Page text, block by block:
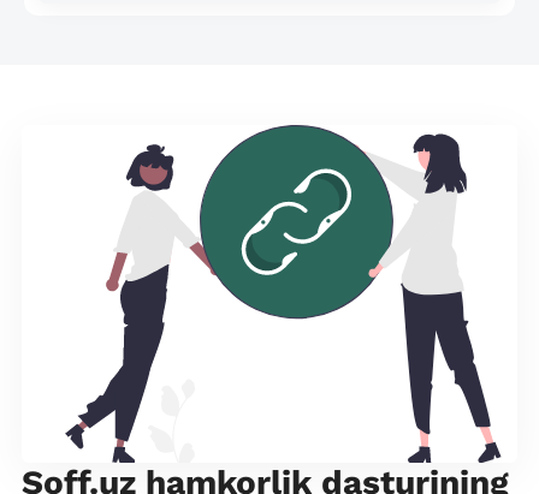
Soff.uz hamkorlik dasturining